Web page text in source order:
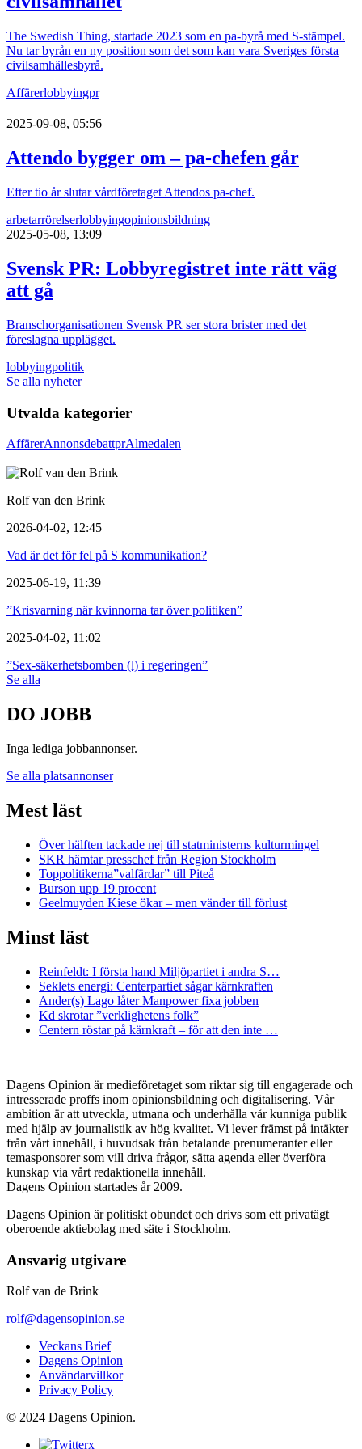
The Swedish Thing, startade 2023 som en pa-byrå med S-stämpel.
Nu tar byrån en ny position som det som kan vara Sveriges första
civilsamhällesbyrå.
Affärerlobbyingpr
2025-09-08, 05:56
Attendo bygger om – pa-chefen går
Efter tio år slutar vårdföretaget Attendos pa-chef.
arbetarrörelserlobbyingopinionsbildning
2025-05-08, 13:09
Svensk PR: Lobbyregistret inte rätt väg
att gå
Branschorganisationen Svensk PR ser stora brister med det
föreslagna upplägget.
lobbyingpolitik
Se alla nyheter
Utvalda kategorier
AffärerAnnonsdebattprAlmedalen
Rolf van den Brink
2026-04-02, 12:45
Vad är det för fel på S kommunikation?
2025-06-19, 11:39
”Krisvarning när kvinnorna tar över politiken”
2025-04-02, 11:02
”Sex-säkerhetsbomben (l) i regeringen”
Se alla
DO JOBB
Inga lediga jobbannonser.
Se alla platsannonser
Mest läst
Över hälften tackade nej till statministerns kulturmingel
SKR hämtar presschef från Region Stockholm
Toppolitikerna”valfärdar” till Piteå
Burson upp 19 procent
Geelmuyden Kiese ökar – men vänder till förlust
Minst läst
Reinfeldt: I första hand Miljöpartiet i andra S…
Seklets energi: Centerpartiet sågar kärnkraften
Ander(s) Lago låter Manpower fixa jobben
Kd skrotar ”verklighetens folk”
Centern röstar på kärnkraft – för att den inte …
Dagens Opinion är medieföretaget som riktar sig till engagerade och
intresserade proffs inom opinionsbildning och digitalisering. Vår
ambition är att utveckla, utmana och underhålla vår kunniga publik
med hjälp av journalistik av hög kvalitet. Vi lever främst på intäkter
från vårt innehåll, i huvudsak från betalande prenumeranter eller
temasponsorer som vill driva frågor, sätta agenda eller överföra
kunskap via vårt redaktionella innehåll.
Dagens Opinion startades år 2009.
Dagens Opinion är politiskt obundet och drivs som ett privatägt
oberoende aktiebolag med säte i Stockholm.
Ansvarig utgivare
Rolf van de Brink
rolf@dagensopinion.se
Veckans Brief
Dagens Opinion
Användarvillkor
Privacy Policy
© 2024 Dagens Opinion.